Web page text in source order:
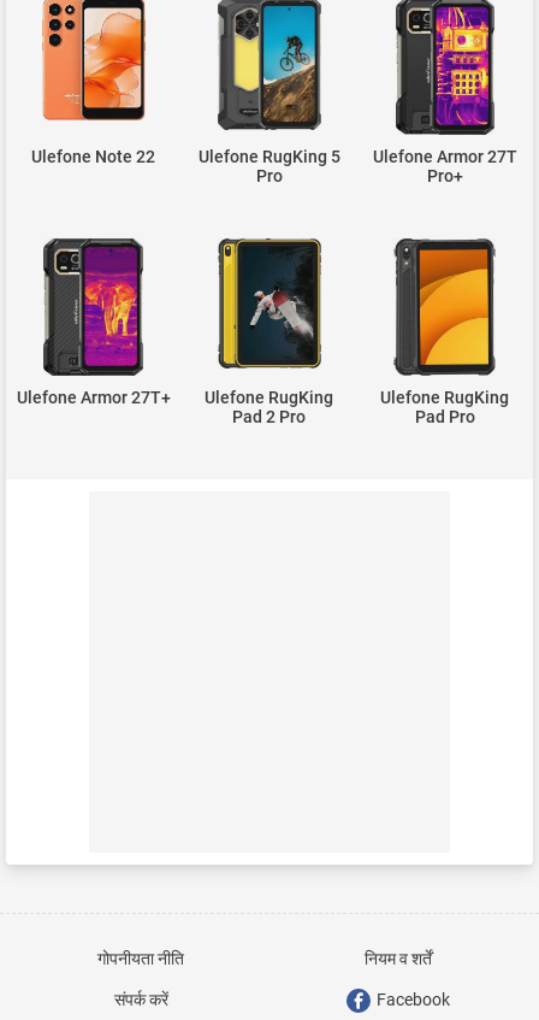
Ulefone Note 22
Ulefone RugKing 5
Pro
Ulefone Armor 27T
Pro+
Ulefone Armor 27T+
Ulefone RugKing
Pad 2 Pro
Ulefone RugKing
Pad Pro
गोपनीयता नीति नियम व शर्तें
संपर्क करें Facebook